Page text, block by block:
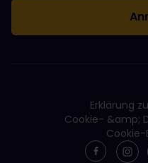
Erklärung
Cookie- &amp;
Cookie-